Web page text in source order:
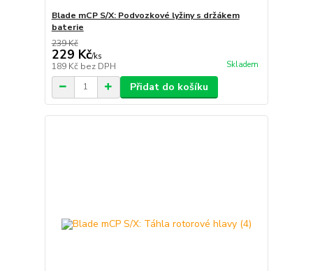
Blade mCP S/X: Podvozkové lyžiny s držákem
baterie
239 Kč
229 Kč/ks
189 Kč bez DPH Skladem
Přidat do košíku